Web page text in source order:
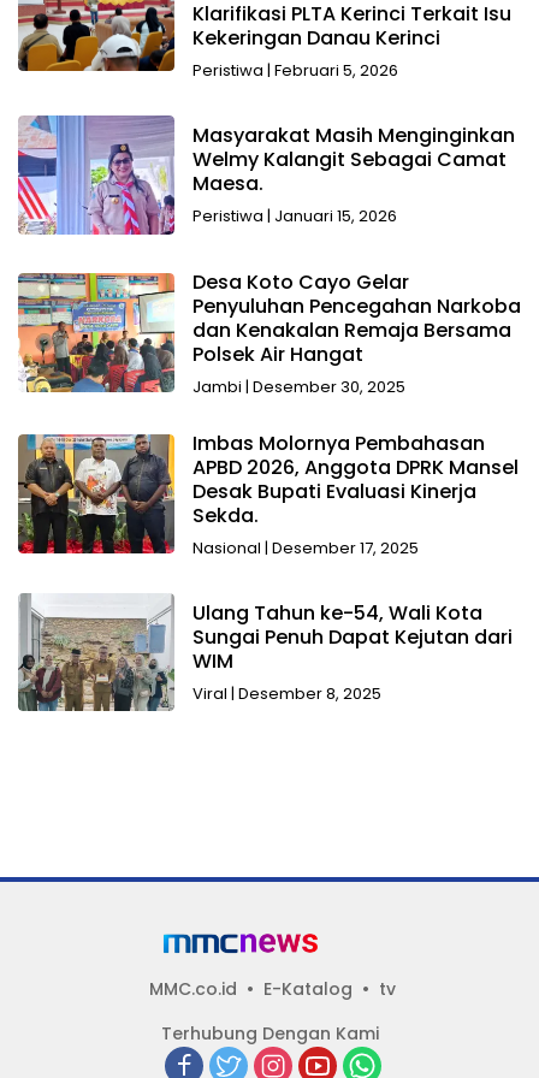
Klarifikasi PLTA Kerinci Terkait Isu
Kekeringan Danau Kerinci
Peristiwa | Februari 5, 2026
Masyarakat Masih Menginginkan
Welmy Kalangit Sebagai Camat
Maesa.
Peristiwa | Januari 15, 2026
Desa Koto Cayo Gelar
Penyuluhan Pencegahan Narkoba
dan Kenakalan Remaja Bersama
Polsek Air Hangat
Jambi | Desember 30, 2025
Imbas Molornya Pembahasan
APBD 2026, Anggota DPRK Mansel
Desak Bupati Evaluasi Kinerja
Sekda.
Nasional | Desember 17, 2025
Ulang Tahun ke-54, Wali Kota
Sungai Penuh Dapat Kejutan dari
WIM
Viral | Desember 8, 2025
MMC.co.id E-Katalog
tv
Terhubung Dengan Kami